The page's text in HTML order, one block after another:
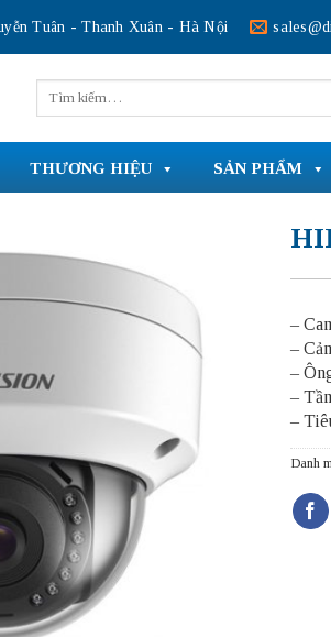
Tuân - Thanh Xuân - Hà Nội
kiếm:
THƯƠNG HIỆU SẢN PHẨM
–
–
–
–
–
Danh